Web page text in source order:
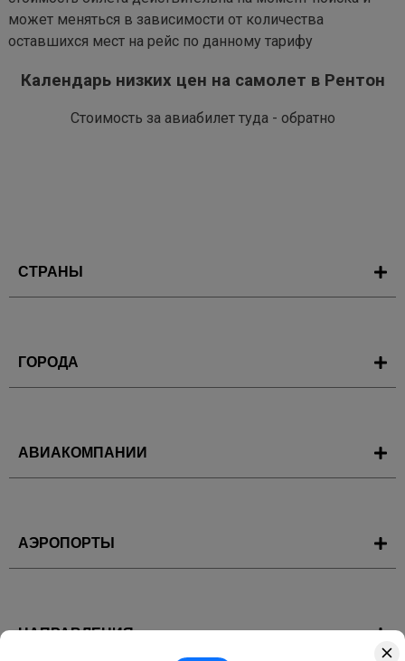
может меняться в зависимости от количества
оставшихся мест на рейс по данному тарифу
Календарь низких цен на самолет в Рентон
Стоимость за авиабилет туда - обратно
СТРАНЫ
ГОРОДА
АВИАКОМПАНИИ
АЭРОПОРТЫ
НАПРАВЛЕНИЯ